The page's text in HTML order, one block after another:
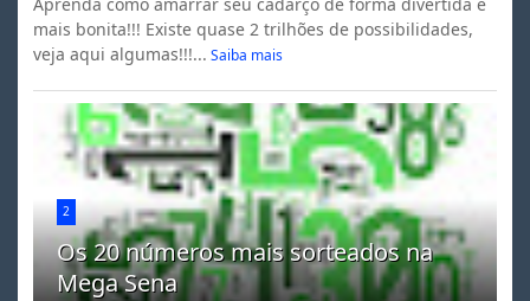
mais bonita!!! Existe quase 2 trilhões de possibilidades,
veja aqui algumas!!!... Saiba mais
2
Os 20 números mais sorteados na
Mega Sena